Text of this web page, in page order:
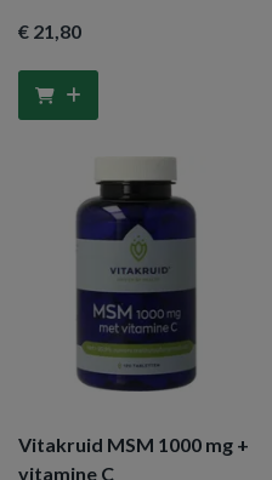
€ 21,80
Vitakruid MSM 1000 mg +
vitamine C